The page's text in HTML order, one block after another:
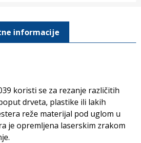
informacije
koristi se za rezanje različitih
drveta, plastike ili lakih
reže materijal pod uglom u
je opremljena laserskim zrakom